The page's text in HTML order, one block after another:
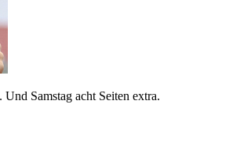
Samstag acht Seiten extra.